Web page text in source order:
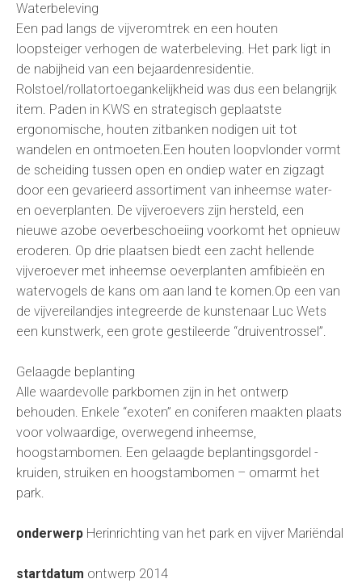
Waterbeleving
Een pad langs de vijveromtrek en een houten
loopsteiger verhogen de waterbeleving. Het park ligt in
de nabijheid van een bejaardenresidentie.
Rolstoel/rollatortoegankelijkheid was dus een belangrijk
item. Paden in KWS en strategisch geplaatste
ergonomische, houten zitbanken nodigen uit tot
wandelen en ontmoeten.Een houten loopvlonder vormt
de scheiding tussen open en ondiep water en zigzagt
door een gevarieerd assortiment van inheemse water-
en oeverplanten. De vijveroevers zijn hersteld, een
nieuwe azobe oeverbeschoeiing voorkomt het opnieuw
eroderen. Op drie plaatsen biedt een zacht hellende
vijveroever met inheemse oeverplanten amfibieën en
watervogels de kans om aan land te komen.Op een van
de vijvereilandjes integreerde de kunstenaar Luc Wets
een kunstwerk, een grote gestileerde “druiventrossel”.
Gelaagde beplanting
Alle waardevolle parkbomen zijn in het ontwerp
behouden. Enkele “exoten” en coniferen maakten plaats
voor volwaardige, overwegend inheemse,
hoogstambomen. Een gelaagde beplantingsgordel -
kruiden, struiken en hoogstambomen – omarmt het
park.
onderwerp Herinrichting van het park en vijver Mariëndal
startdatum ontwerp 2014